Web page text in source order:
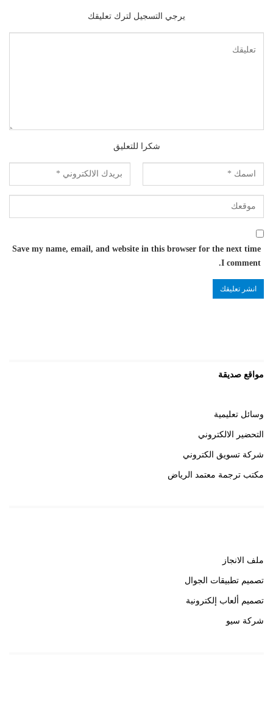
يرجي التسجيل لترك تعليقك
شكرا للتعليق
Save my name, email, and website in this browser for the next time
I comment.
مواقع صديقة
وسائل تعليمية
التحضير الالكتروني
شركة تسويق الكتروني
مكتب ترجمة معتمد الرياض
ملف الانجاز
تصميم تطبيقات الجوال
تصميم ألعاب إلكترونية
شركة سيو